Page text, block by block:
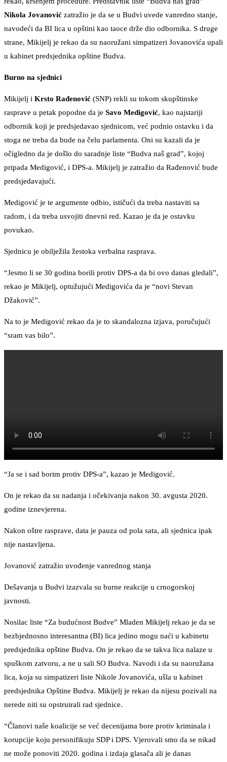
Nikola Jovanović zatražio je da se u Budvi uvede vanredno stanje,
navodeći da BI lica u opštini kao taoce drže dio odbornika. S druge
strane, Mikijelj je rekao da su naoružani simpatizeri Jovanovića upali
u kabinet predsjednika opštine Budva.
Burno na sjednici
Mikijelj i Krsto Rađenović (SNP) rekli su tokom skupštinske
rasprave u petak popodne da je Savo Medigović, kao najstariji
odbornik koji je predsjedavao sjednicom, već podnio ostavku i da
stoga ne treba da bude na čelu parlamenta. Oni su kazali da je
očigledno da je došlo do saradnje liste “Budva naš grad”, kojoj
pripada Medigović, i DPS-a. Mikijelj je zatražio da Rađenović bude
predsjedavajući.
Medigović je te argumente odbio, ističući da treba nastaviti sa
radom, i da treba usvojiti dnevni red. Kazao je da je ostavku
povukao.
Sjednicu je obilježila žestoka verbalna rasprava.
“Jesmo li se 30 godina borili protiv DPS-a da bi ovo danas gledali”,
rekao je Mikijelj, optužujući Medigovića da je “novi Stevan
Džaković”.
Na to je Medigović rekao da je to skandalozna izjava, poručujući
“sram vas bilo”.
“Ja se i sad borim protiv DPS-a”, kazao je Medigović.
On je rekao da su nadanja i očekivanja nakon 30. avgusta 2020.
godine iznevjerena.
Nakon oštre rasprave, data je pauza od pola sata, ali sjednica ipak
nije nastavljena.
Jovanović zatražio uvođenje vanrednog stanja
Dešavanja u Budvi izazvala su burne reakcije u crnogorskoj
javnosti.
Nosilac liste “Za budućnost Budve” Mladen Mikijelj rekao je da se
bezbjednosno interesantna (BI) lica jedino mogu naći u kabinetu
predsjednika opštine Budva. On je rekao da se takva lica nalaze u
spuškom zatvoru, a ne u sali SO Budva. Navodi i da su naoružana
lica, koja su simpatizeri liste Nikole Jovanovića, ušla u kabinet
predsjednika Opštine Budva. Mikijelj je rekao da nijesu pozivali na
nerede niti su opstruirali rad sjednice.
“Članovi naše koalicije se već decenijama bore protiv kriminala i
korupcije koju personifikuju SDP i DPS. Vjerovali smo da se nikad
ne može ponoviti 2020. godina i izdaja glasača ali je danas